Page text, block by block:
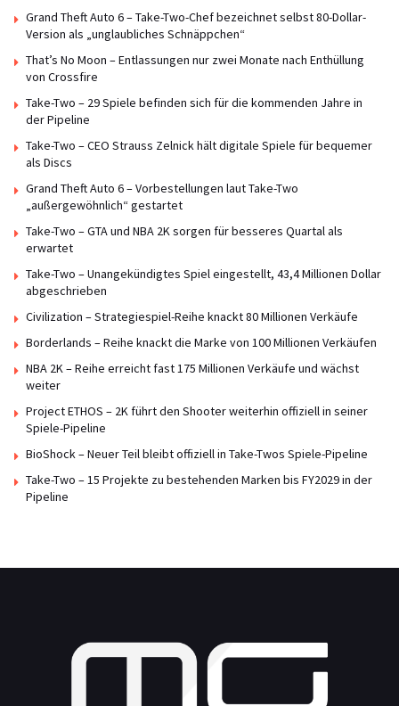
Grand Theft Auto 6 – Take-Two-Chef bezeichnet selbst 80-Dollar-
Version als „unglaubliches Schnäppchen“
That’s No Moon – Entlassungen nur zwei Monate nach Enthüllung
von Crossfire
Take-Two – 29 Spiele befinden sich für die kommenden Jahre in
der Pipeline
Take-Two – CEO Strauss Zelnick hält digitale Spiele für bequemer
als Discs
Grand Theft Auto 6 – Vorbestellungen laut Take-Two
„außergewöhnlich“ gestartet
Take-Two – GTA und NBA 2K sorgen für besseres Quartal als
erwartet
Take-Two – Unangekündigtes Spiel eingestellt, 43,4 Millionen Dollar
abgeschrieben
Civilization – Strategiespiel-Reihe knackt 80 Millionen Verkäufe
Borderlands – Reihe knackt die Marke von 100 Millionen Verkäufen
NBA 2K – Reihe erreicht fast 175 Millionen Verkäufe und wächst
weiter
Project ETHOS – 2K führt den Shooter weiterhin offiziell in seiner
Spiele-Pipeline
BioShock – Neuer Teil bleibt offiziell in Take-Twos Spiele-Pipeline
Take-Two – 15 Projekte zu bestehenden Marken bis FY2029 in der
Pipeline